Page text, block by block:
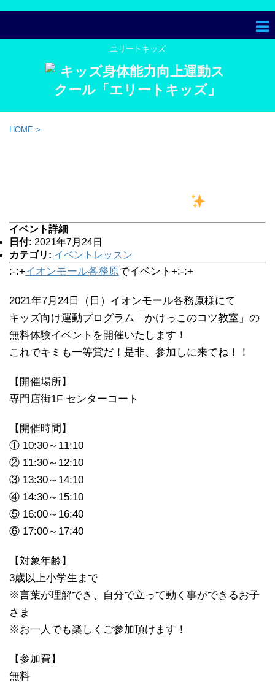
エリートキッズ
HOME >
イベント詳細
日付: 2021年7月24日
カテゴリ: イベントレッスン
:-:+イオンモール各務原でイベント+:-:+
2021年7月24日（日）イオンモール各務原様にて
キッズ向け運動プログラム「かけっこのコツ教室」の
無料体験イベントを開催いたします！
これでキミも一等賞だ！是非、参加しに来てね！！
【開催場所】
専門店街1F センターコート
【開催時間】
① 10:30～11:10
② 11:30～12:10
③ 13:30～14:10
④ 14:30～15:10
⑤ 16:00～16:40
⑥ 17:00～17:40
【対象年齢】
3歳以上小学生まで
※言葉が理解でき、自分で立って動く事ができるお子
さま
※お一人でも楽しくご参加頂けます！
【参加費】
無料